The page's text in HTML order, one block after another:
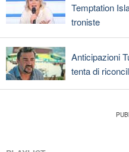
Temptation
troniste
Anticipazioni
tenta di